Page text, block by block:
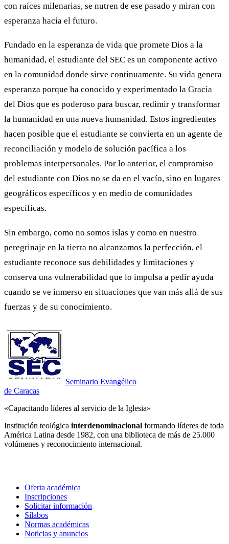
con raíces milenarias, se nutren de ese pasado y miran con
esperanza hacia el futuro.
Fundado en la esperanza de vida que promete Dios a la
humanidad, el estudiante del SEC es un componente activo
en la comunidad donde sirve continuamente. Su vida genera
esperanza porque ha conocido y experimentado la Gracia
del Dios que es poderoso para buscar, redimir y transformar
la humanidad en una nueva humanidad. Estos ingredientes
hacen posible que el estudiante se convierta en un agente de
reconciliación y modelo de solución pacífica a los
problemas interpersonales. Por lo anterior, el compromiso
del estudiante con Dios no se da en el vacío, sino en lugares
geográficos específicos y en medio de comunidades
específicas.
Sin embargo, como no somos islas y como en nuestro
peregrinaje en la tierra no alcanzamos la perfección, el
estudiante reconoce sus debilidades y limitaciones y
conserva una vulnerabilidad que lo impulsa a pedir ayuda
cuando se ve inmerso en situaciones que van más allá de sus
fuerzas y de su conocimiento.
Seminario Evangélico
de Caracas
«Capacitando líderes al servicio de la Iglesia»
Institución teológica interdenominacional formando líderes de toda
América Latina desde 1982, con una biblioteca de más de 25.000
volúmenes y reconocimiento internacional.
Oferta académica
Inscripciones
Solicitar información
Sílabos
Normas académicas
Noticias y anuncios